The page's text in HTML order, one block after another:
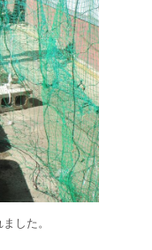
した。